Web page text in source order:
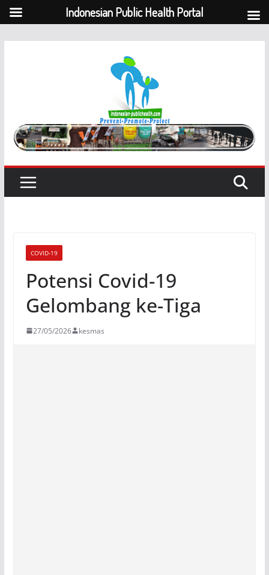
COVID-19
Potensi Covid-19
Gelombang ke-Tiga
27/05/2026 kesmas
Indonesian Public Health Portal